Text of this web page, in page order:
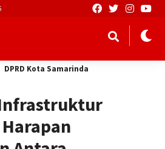
DPRD Kota Samarinda